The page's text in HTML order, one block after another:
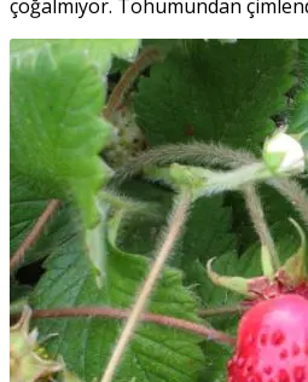
çoğalmıyor. Tohumundan